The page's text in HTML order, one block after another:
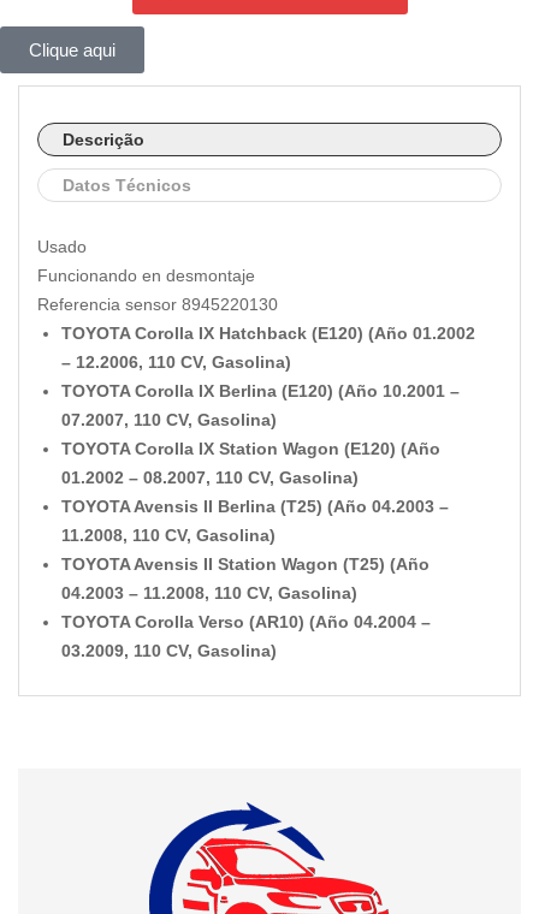
Clique aqui
Descrição
Datos Técnicos
Usado
Funcionando en desmontaje
Referencia sensor 8945220130
TOYOTA Corolla IX Hatchback (E120) (Año 01.2002
– 12.2006, 110 CV, Gasolina)
TOYOTA Corolla IX Berlina (E120) (Año 10.2001 –
07.2007, 110 CV, Gasolina)
TOYOTA Corolla IX Station Wagon (E120) (Año
01.2002 – 08.2007, 110 CV, Gasolina)
TOYOTA Avensis II Berlina (T25) (Año 04.2003 –
11.2008, 110 CV, Gasolina)
TOYOTA Avensis II Station Wagon (T25) (Año
04.2003 – 11.2008, 110 CV, Gasolina)
TOYOTA Corolla Verso (AR10) (Año 04.2004 –
03.2009, 110 CV, Gasolina)